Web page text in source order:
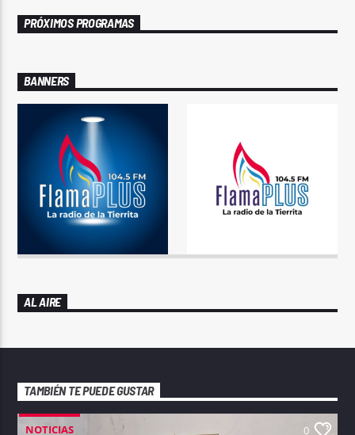
PRÓXIMOS PROGRAMAS
BANNERS
AL AIRE
TAMBIÉN TE PUEDE GUSTAR
NOTICIAS 0